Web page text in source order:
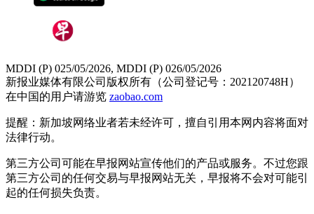
MDDI (P) 025/05/2026, MDDI (P) 026/05/2026
新报业媒体有限公司版权所有（公司登记号：202120748H）
在中国的用户请游览 zaobao.com
提醒：新加坡网络业者若未经许可，擅自引用本网内容将面对
法律行动。
第三方公司可能在早报网站宣传他们的产品或服务。不过您跟
第三方公司的任何交易与早报网站无关，早报将不会对可能引
起的任何损失负责。